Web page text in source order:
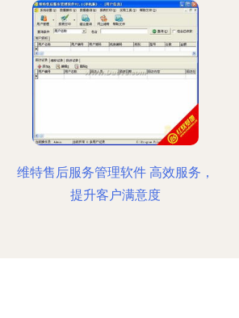
维特售后服务管理软件 高效服务，
提升客户满意度